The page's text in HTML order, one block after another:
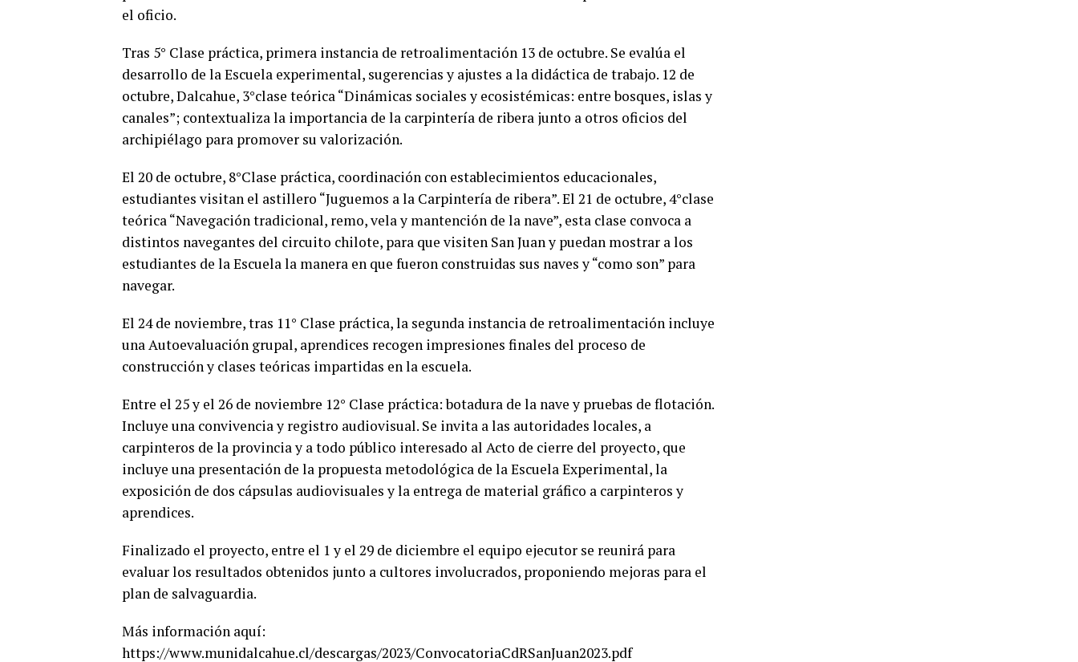
el oficio.
Tras 5° Clase práctica, primera instancia de retroalimentación 13 de octubre. Se evalúa el
desarrollo de la Escuela experimental, sugerencias y ajustes a la didáctica de trabajo. 12 de
octubre, Dalcahue, 3°clase teórica “Dinámicas sociales y ecosistémicas: entre bosques, islas y
canales”; contextualiza la importancia de la carpintería de ribera junto a otros oficios del
archipiélago para promover su valorización.
El 20 de octubre, 8°Clase práctica, coordinación con establecimientos educacionales,
estudiantes visitan el astillero “Juguemos a la Carpintería de ribera”. El 21 de octubre, 4°clase
teórica “Navegación tradicional, remo, vela y mantención de la nave”, esta clase convoca a
distintos navegantes del circuito chilote, para que visiten San Juan y puedan mostrar a los
estudiantes de la Escuela la manera en que fueron construidas sus naves y “como son” para
navegar.
El 24 de noviembre, tras 11° Clase práctica, la segunda instancia de retroalimentación incluye
una Autoevaluación grupal, aprendices recogen impresiones finales del proceso de
construcción y clases teóricas impartidas en la escuela.
Entre el 25 y el 26 de noviembre 12° Clase práctica: botadura de la nave y pruebas de flotación.
Incluye una convivencia y registro audiovisual. Se invita a las autoridades locales, a
carpinteros de la provincia y a todo público interesado al Acto de cierre del proyecto, que
incluye una presentación de la propuesta metodológica de la Escuela Experimental, la
exposición de dos cápsulas audiovisuales y la entrega de material gráfico a carpinteros y
aprendices.
Finalizado el proyecto, entre el 1 y el 29 de diciembre el equipo ejecutor se reunirá para
evaluar los resultados obtenidos junto a cultores involucrados, proponiendo mejoras para el
plan de salvaguardia.
Más información aquí:
https://www.munidalcahue.cl/descargas/2023/ConvocatoriaCdRSanJuan2023.pdf